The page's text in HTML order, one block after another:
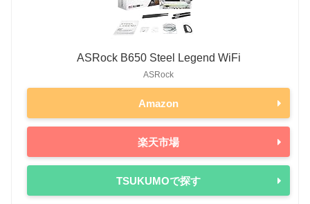
ASRock B650 Steel Legend WiFi
ASRock
Amazon
楽天市場
TSUKUMOで探す